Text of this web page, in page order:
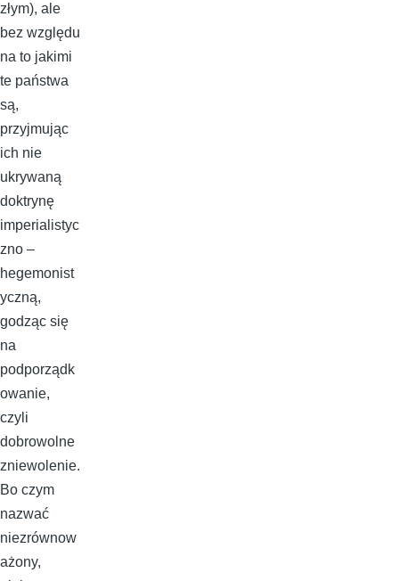
złym), ale
bez względu
na to jakimi
te państwa
są,
przyjmując
ich nie
ukrywaną
doktrynę
imperialistyc
zno –
hegemonist
yczną,
godząc się
na
podporządk
owanie,
czyli
dobrowolne
zniewolenie.
Bo czym
nazwać
niezrównow
ażony,